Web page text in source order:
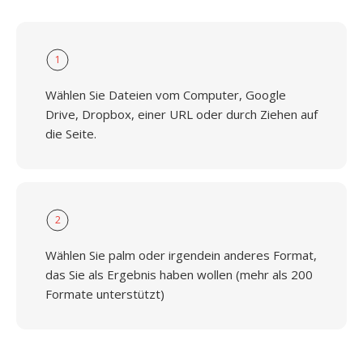
1
Wählen Sie Dateien vom Computer, Google
Drive, Dropbox, einer URL oder durch Ziehen auf
die Seite.
2
Wählen Sie palm oder irgendein anderes Format,
das Sie als Ergebnis haben wollen (mehr als 200
Formate unterstützt)